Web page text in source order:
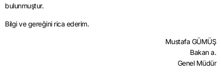
bulunmuştur.
Bilgi ve gereğini rica ederim.
Mustafa GÜMÜŞ
Bakan a.
Genel Müdür